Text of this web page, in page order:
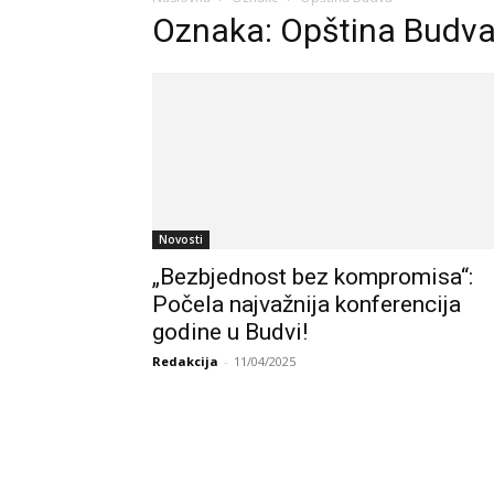
Oznaka: Opština
Novosti
„Bezbjednost bez kompromisa“:
Počela najvažnija konferencija
godine u Budvi!
Redakcija - 11/04/2025